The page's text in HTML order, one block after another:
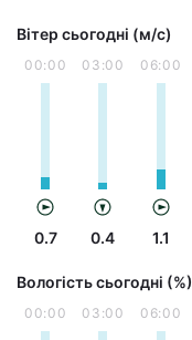
Вітер сьогодні (м/с)
00:00
0.7
03:00
0.4
06:00
1.1
Вологість сьогодні (%)
00:00 03:00 06:00